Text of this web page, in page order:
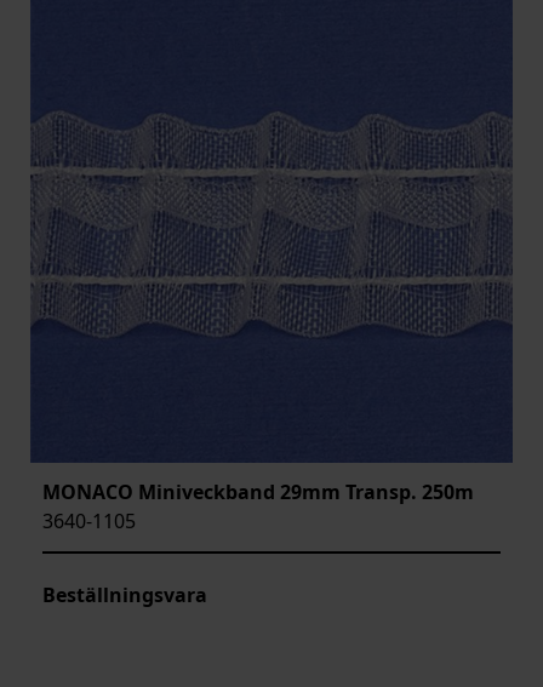
MONACO Miniveckband 29mm Transp. 250m
3640-1105
Beställningsvara